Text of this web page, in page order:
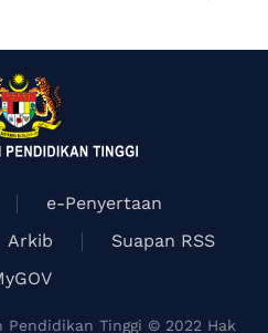
e-Penyertaan
Arkib
Suapan RSS
Pendidikan Tinggi © 2022 Hak